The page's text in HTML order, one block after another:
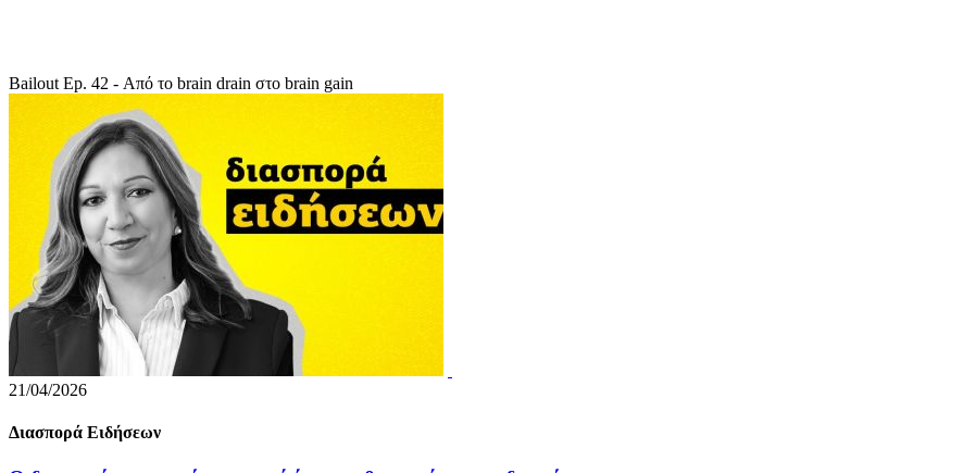
Bailout Ep. 42 - Από το brain drain στο brain gain
21/04/2026
Διασπορά Ειδήσεων